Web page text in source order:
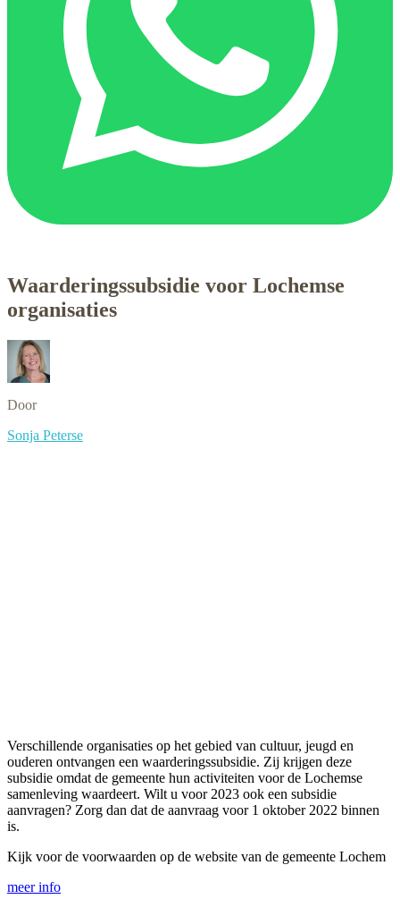
Waarderingssubsidie voor Lochemse
organisaties
Door
Sonja Peterse
Verschillende organisaties op het gebied van cultuur, jeugd en
ouderen ontvangen een waarderingssubsidie. Zij krijgen deze
subsidie omdat de gemeente hun activiteiten voor de Lochemse
samenleving waardeert. Wilt u voor 2023 ook een subsidie
aanvragen? Zorg dan dat de aanvraag voor 1 oktober 2022 binnen
is.
Kijk voor de voorwaarden op de website van de gemeente Lochem
meer info